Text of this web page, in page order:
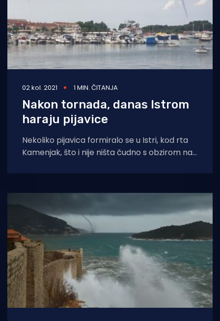
02 kol. 2021 1 MIN. ČITANJA
Nakon tornada, danas Istrom
haraju pijavice
Nekoliko pijavica formiralo se u Istri, kod rta
Kamenjak, što i nije ništa čudno s obzirom na